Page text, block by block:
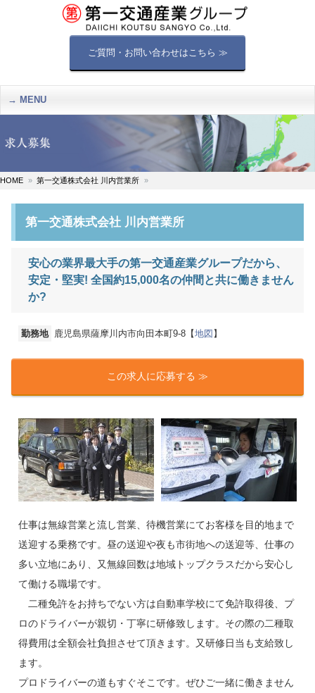
ご質問・お問い合わせはこちら ≫
MENU
HOME 第一交通株式会社 川内営業所
第一交通株式会社 川内営業所
安心の業界最大手の第一交通産業グループだから、
安定・堅実! 全国約15,000名の仲間と共に働きません
か?
勤務地 鹿児島県薩摩川内市向田本町9-8【地図】
この求人に応募する ≫
仕事は無線営業と流し営業、待機営業にてお客様を目的地まで
送迎する乗務です。昼の送迎や夜も市街地への送迎等、仕事の
多い立地にあり、又無線回数は地域トップクラスだから安心し
て働ける職場です。
二種免許をお持ちでない方は自動車学校にて免許取得後、プ
ロのドライバーが親切・丁寧に研修致します。その際の二種取
得費用は全額会社負担させて頂きます。又研修日当も支給致し
ます。
プロドライバーの道もすぐそこです。ぜひご一緒に働きません